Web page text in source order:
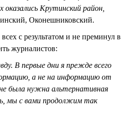
оказались Крутинский район,
Оконешниковский.
с результатом и не преминул в
журналистов:
В первые дни я прежде всего
а не на информацию от
была нужна альтернативная
мы с вами продолжим так